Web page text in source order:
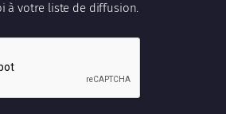
à votre liste de diffusion.